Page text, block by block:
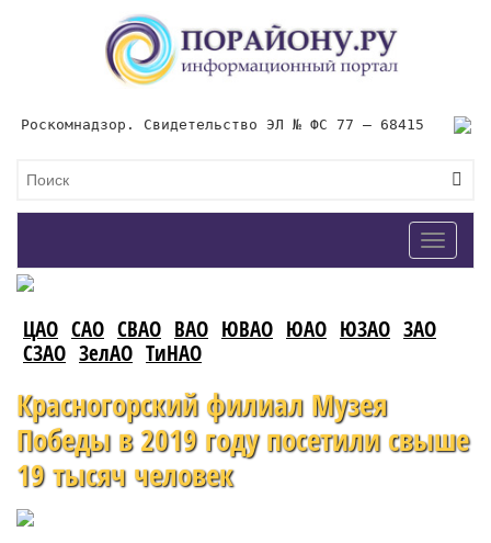
Роскомнадзор. Свидетельство ЭЛ № ФС 77 – 68415
Toggle
ЦАО САО СВАО ВАО ЮВАО ЮАО ЮЗАО ЗАО
СЗАО ЗелАО ТиНАО
Красногорский филиал Музея
Победы в 2019 году посетили свыше
19 тысяч человек